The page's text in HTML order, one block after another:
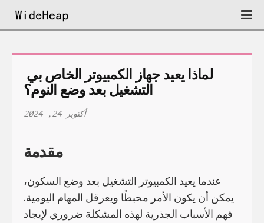
التشغيل بعد وضع النوم؟
أكتوبر 24, 2024
مقدمة
عندما يعيد الكمبيوتر التشغيل بعد وضع السكون،
يمكن أن يكون الأمر محبطًا ويعرقل المهام اليومية.
فهم الأسباب الجذرية لهذه المشكلة ضروري لإيجاد